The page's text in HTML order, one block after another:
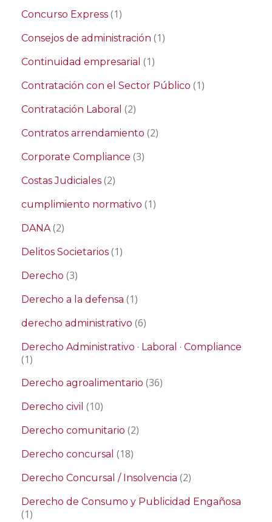
Concurso Express (1)
Consejos de administración (1)
Continuidad empresarial (1)
Contratación con el Sector Público (1)
Contratación Laboral (2)
Contratos arrendamiento (2)
Corporate Compliance (3)
Costas Judiciales (2)
cumplimiento normativo (1)
DANA(2)
Delitos Societarios (1)
Derecho (3)
Derecho a la defensa (1)
derecho administrativo (6)
Derecho Administrativo · Laboral · Compliance
(1)
Derecho agroalimentario (36)
Derecho civil (10)
Derecho comunitario (2)
Derecho concursal (18)
Derecho Concursal / Insolvencia (2)
Derecho de Consumo y Publicidad Engañosa
(1)